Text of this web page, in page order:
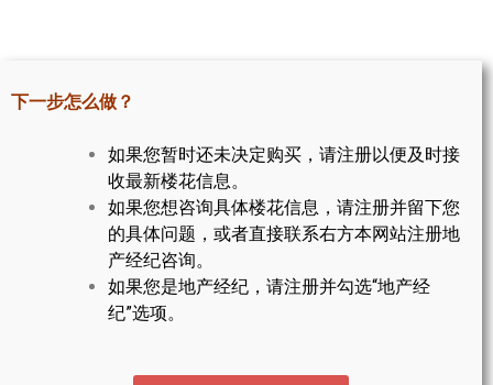
楼花地图
楼花转让专区
多伦多市中心楼花项目
怡陶碧谷社区介绍
下一步怎么做？
如果您暂时还未决定购买，请注册以便及时接
收最新楼花信息。
如果您想咨询具体楼花信息，请注册并留下您
的具体问题，或者直接联系右方本网站注册地
产经纪咨询。
如果您是地产经纪，请注册并勾选“地产经
纪”选项。